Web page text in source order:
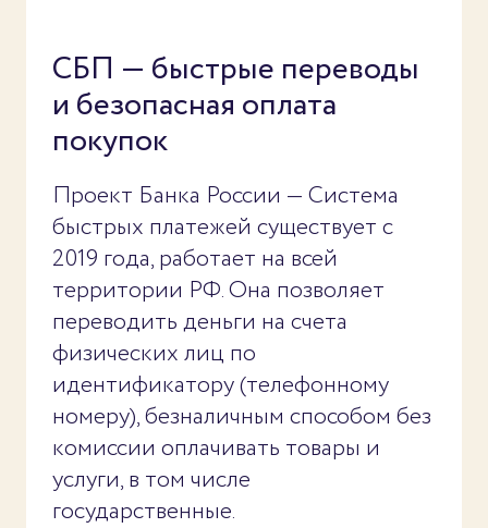
СБП — быстрые переводы
и безопасная оплата
покупок
Проект Банка России — Система
быстрых платежей существует с
2019 года, работает на всей
территории РФ. Она позволяет
переводить деньги на счета
физических лиц по
идентификатору (телефонному
номеру), безналичным способом без
комиссии оплачивать товары и
услуги, в том числе
государственные.